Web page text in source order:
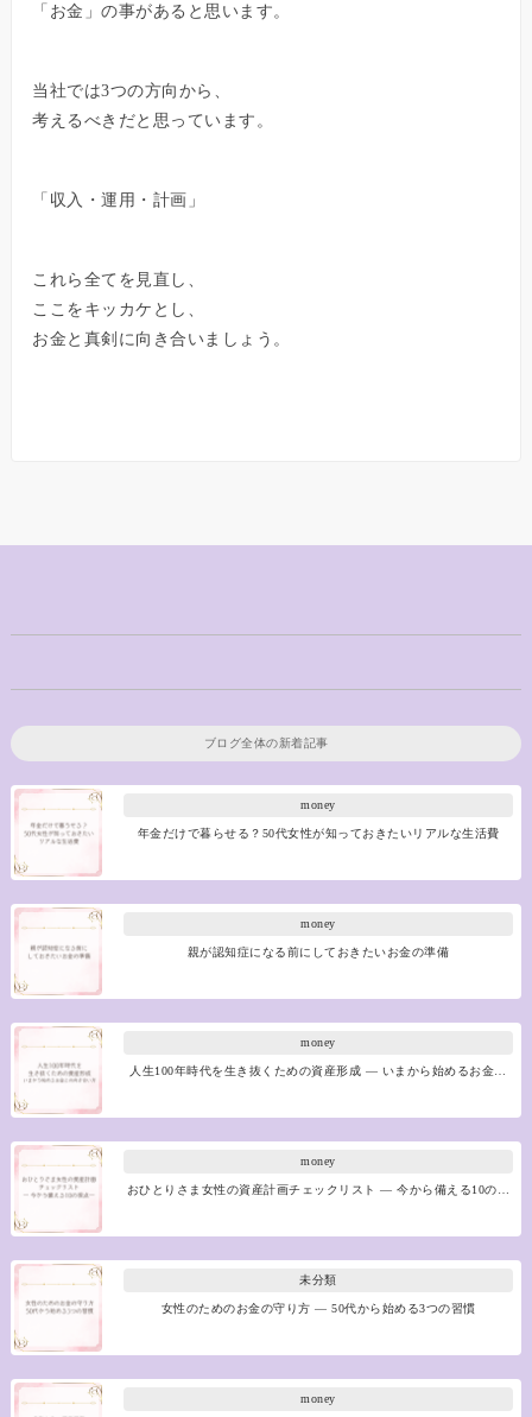
「お金」の事があると思います。
当社では3つの方向から、
考えるべきだと思っています。
「収入・運用・計画」
これら全てを見直し、
ここをキッカケとし、
お金と真剣に向き合いましょう。
ブログ全体の新着記事
money
年金だけで暮らせる？50代女性が知っておきたいリアルな生活費
money
親が認知症になる前にしておきたいお金の準備
money
人生100年時代を生き抜くための資産形成 ― いまから始めるお金…
money
おひとりさま女性の資産計画チェックリスト ― 今から備える10の…
未分類
女性のためのお金の守り方 ― 50代から始める3つの習慣
money